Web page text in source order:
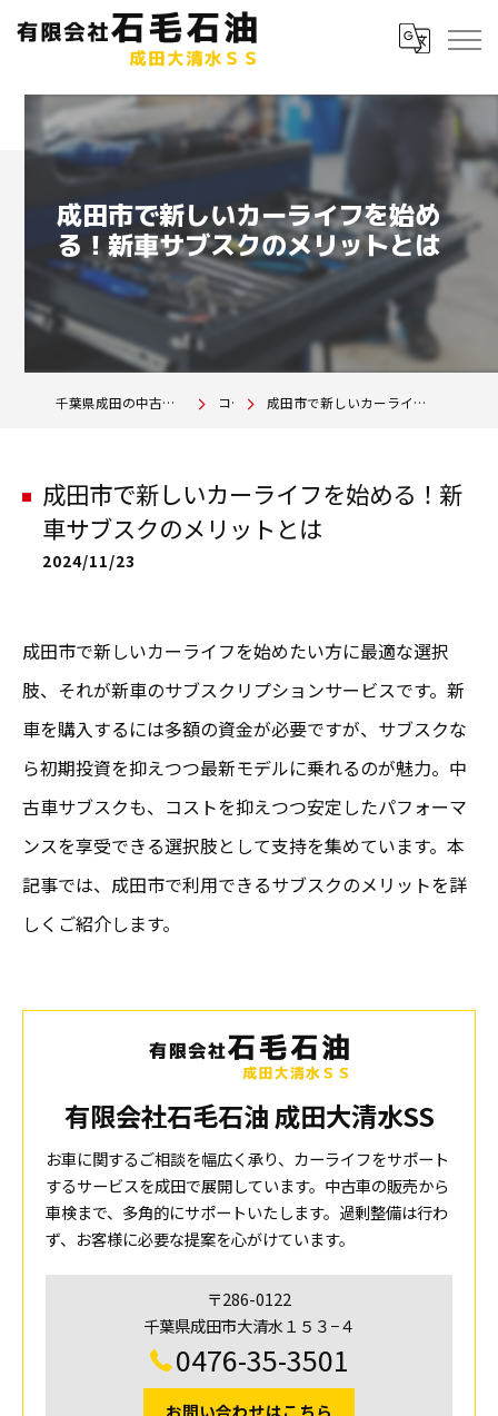
成田市で新しいカーライフを始め
る！新車サブスクのメリットとは
千葉県成田の中古車は有限会社石毛石油 成田大清水SS コラム 成田市で新しいカーライフを始める！新車サブスクのメリットとは
成田市で新しいカーライフを始める！新
車サブスクのメリットとは
2024/11/23
成田市で新しいカーライフを始めたい方に最適な選択
肢、それが新車のサブスクリプションサービスです。新
車を購入するには多額の資金が必要ですが、サブスクな
ら初期投資を抑えつつ最新モデルに乗れるのが魅力。中
古車サブスクも、コストを抑えつつ安定したパフォーマ
ンスを享受できる選択肢として支持を集めています。本
記事では、成田市で利用できるサブスクのメリットを詳
しくご紹介します。
有限会社石毛石油 成田大清水SS
お車に関するご相談を幅広く承り、カーライフをサポート
するサービスを成田で展開しています。中古車の販売から
車検まで、多角的にサポートいたします。過剰整備は行わ
ず、お客様に必要な提案を心がけています。
〒286-0122
千葉県成田市大清水１５３−４
0476-35-3501
お問い合わせはこちら